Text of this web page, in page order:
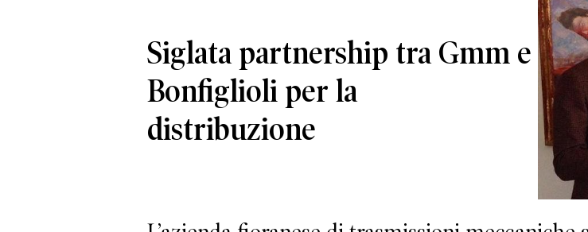
Siglata partnership tra Gmm e
Bonfiglioli per la
distribuzione